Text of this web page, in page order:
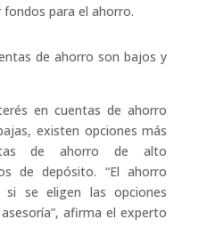
fondos para el ahorro.
de ahorro son bajos y
en cuentas de ahorro
existen opciones más
de ahorro de alto
de depósito. “El ahorro
se eligen las opciones
afirma el experto